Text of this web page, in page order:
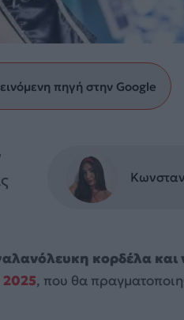
πηγή στην Google
κορδέλα
, που θα